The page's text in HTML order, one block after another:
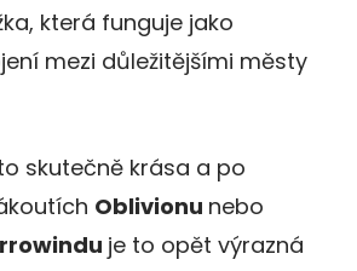
která funguje jako
mezi důležitějšími městy
skutečně krása a po
Oblivionu nebo
je to opět výrazná